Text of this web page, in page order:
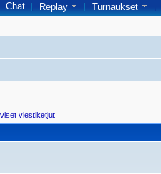
Chat Replay Turnaukset
viestiketjut